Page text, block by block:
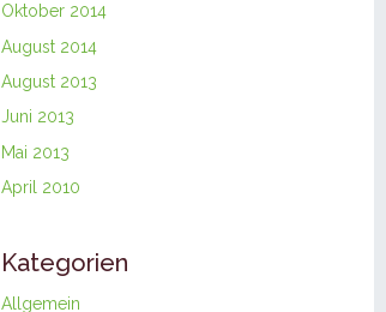
Oktober 2014
August 2014
August 2013
Juni 2013
Mai 2013
April 2010
Kategorien
Allgemein